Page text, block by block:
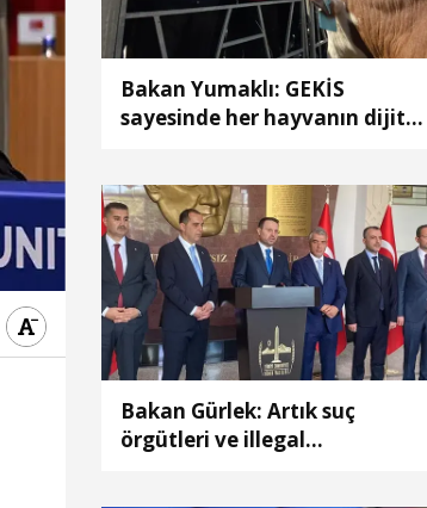
Bakan Yumaklı: GEKİS
sayesinde her hayvanın dijital
Bakan Gürlek: Artık suç
örgütleri ve illegal